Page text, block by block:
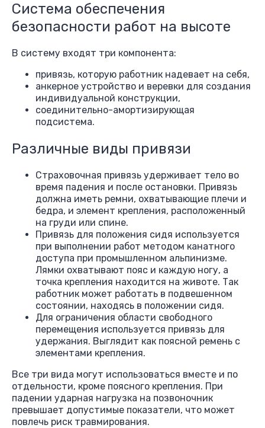
Система обеспечения
безопасности работ на высоте
В систему входят три компонента:
привязь, которую работник надевает на себя,
анкерное устройство и веревки для создания
индивидуальной конструкции,
соединительно-амортизирующая
подсистема.
Различные виды привязи
Страховочная привязь удерживает тело во
время падения и после остановки. Привязь
должна иметь ремни, охватывающие плечи и
бедра, и элемент крепления, расположенный
на груди или спине.
Привязь для положения сидя используется
при выполнении работ методом канатного
доступа при промышленном альпинизме.
Лямки охватывают пояс и каждую ногу, а
точка крепления находится на животе. Так
работник может работать в подвешенном
состоянии, находясь в положении сидя.
Для ограничения области свободного
перемещения используется привязь для
удержания. Выглядит как поясной ремень с
элементами крепления.
Все три вида могут использоваться вместе и по
отдельности, кроме поясного крепления. При
падении ударная нагрузка на позвоночник
превышает допустимые показатели, что может
повлечь риск травмирования.